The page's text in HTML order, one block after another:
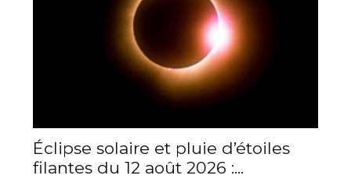
Éclipse solaire et pluie d’étoiles
filantes du 12 août 2026 :...